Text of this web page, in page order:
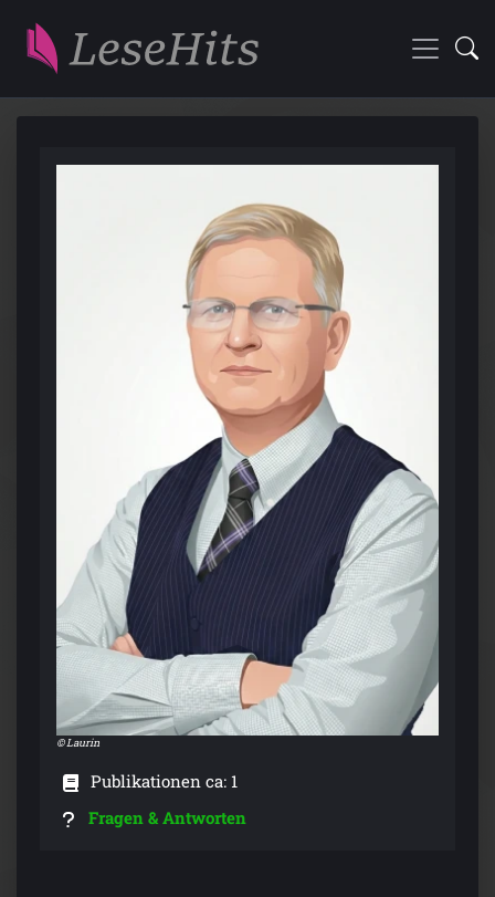
© Laurin
Publikationen ca: 1
Fragen & Antworten